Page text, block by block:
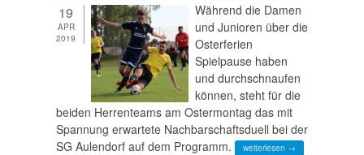
19
APR
2019
Während die Damen
und Junioren über die
Osterferien
Spielpause haben
und durchschnaufen
können, steht für die
beiden Herrenteams am Ostermontag das mit
Spannung erwartete Nachbarschaftsduell bei der
SG Aulendorf auf dem Programm.
weiterlesen →